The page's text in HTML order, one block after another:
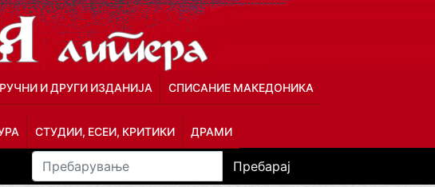
И ДРУГИ ИЗДАНИЈА СПИСАНИЕ МАКЕДОНИКА
СТУДИИ, ЕСЕИ, КРИТИКИ ДРАМИ
Пребарај